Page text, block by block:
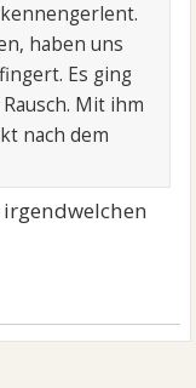
haben uns
Es ging
Mit ihm
nach dem